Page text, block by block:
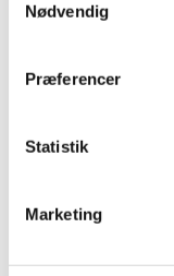
Nødvendig
Præferencer
Statistik
Marketing